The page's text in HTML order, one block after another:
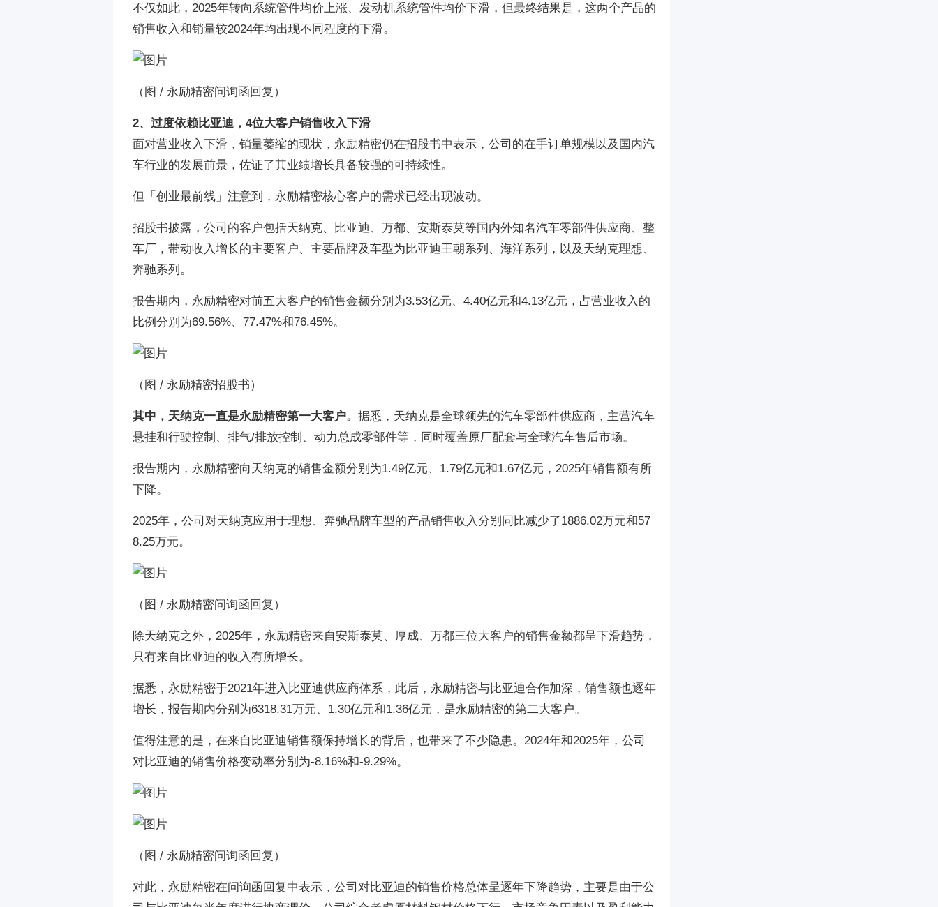
不仅如此，2025年转向系统管件均价上涨、发动机系统管件均价下滑，但最终结果是，这两个产品的
销售收入和销量较2024年均出现不同程度的下滑。
（ 图 / 永励精密问询函回复 ）
2、过度依赖比亚迪，4位大客户销售收入下滑
面对营业收入下滑，销量萎缩的现状，永励精密仍在招股书中表示，公司的在手订单规模以及国内汽
车行业的发展前景，佐证了其业绩增长具备较强的可持续性。
但「创业最前线」注意到，永励精密核心客户的需求已经出现波动。
招股书披露，公司的客户包括天纳克、比亚迪、万都、安斯泰莫等国内外知名汽车零部件供应商、整
车厂，带动收入增长的主要客户、主要品牌及车型为比亚迪王朝系列、海洋系列，以及天纳克理想、
奔驰系列。
报告期内，永励精密对前五大客户的销售金额分别为3.53亿元、4.40亿元和4.13亿元，占营业收入的
比例分别为69.56%、77.47%和76.45%。
（ 图 / 永励精密招股书）
其中，天纳克一直是永励精密第一大客户。 据悉，天纳克是全球领先的汽车零部件供应商，主营汽车
悬挂和行驶控制、排气/排放控制、动力总成零部件等，同时覆盖原厂配套与全球汽车售后市场。
报告期内，永励精密向天纳克的销售金额分别为1.49亿元、1.79亿元和1.67亿元，2025年销售额有所
下降。
2025年，公司对天纳克应用于理想、奔驰品牌车型的产品销售收入分别同比减少了1886.02万元和57
8.25万元。
（ 图 / 永励精密问询函回复 ）
除天纳克之外，2025年，永励精密来自安斯泰莫、厚成、万都三位大客户的销售金额都呈下滑趋势，
只有来自比亚迪的收入有所增长。
据悉，永励精密于2021年进入比亚迪供应商体系，此后，永励精密与比亚迪合作加深，销售额也逐年
增长，报告期内分别为6318.31万元、1.30亿元和1.36亿元，是永励精密的第二大客户。
值得注意的是，在来自比亚迪销售额保持增长的背后，也带来了不少隐患。 2024年和2025年，公司
对比亚迪的销售价格变动率分别为-8.16%和-9.29%。
（ 图 / 永励精密问询函回复 ）
对此，永励精密在问询函回复中表示，公司对比亚迪的销售价格总体呈逐年下降趋势，主要是由于公